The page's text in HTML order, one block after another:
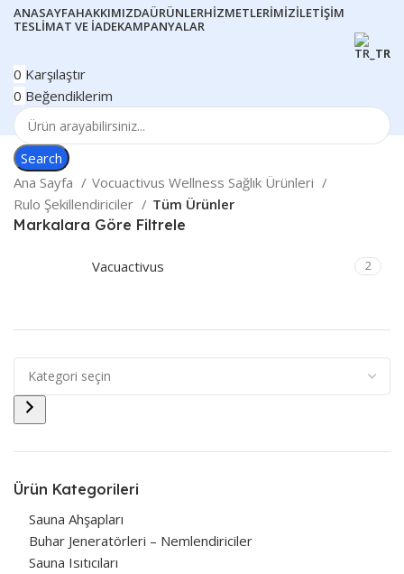
ANASAYFAHAKKIMIZDAÜRÜNLERHIZMETLERIMIZİLETIŞIM
TESLIMAT VE İADEKAMPANYALAR
TR
0 Karşılaştır
0 Beğendiklerim
Search
Ana Sayfa
Vocuactivus Wellness Sağlık Ürünleri
Rulo Şekillendiriciler
Tüm Ürünler
Markalara Göre Filtrele
Vacuactivus 2
Ürün Kategorileri
Sauna Ahşapları
Buhar Jeneratörleri – Nemlendiriciler
Sauna Isıtıcıları